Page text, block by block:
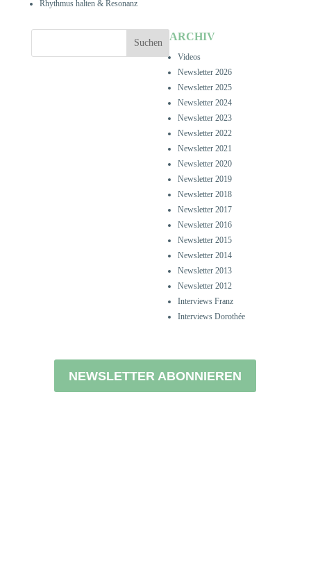
Rhythmus halten & Resonanz
ARCHIV
Videos
Newsletter 2026
Newsletter 2025
Newsletter 2024
Newsletter 2023
Newsletter 2022
Newsletter 2021
Newsletter 2020
Newsletter 2019
Newsletter 2018
Newsletter 2017
Newsletter 2016
Newsletter 2015
Newsletter 2014
Newsletter 2013
Newsletter 2012
Interviews Franz
Interviews Dorothée
NEWSLETTER ABONNIEREN